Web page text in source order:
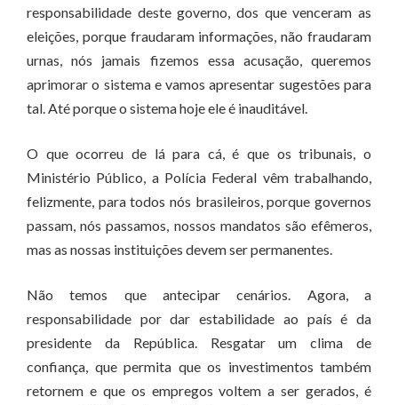
responsabilidade deste governo, dos que venceram as
eleições, porque fraudaram informações, não fraudaram
urnas, nós jamais fizemos essa acusação, queremos
aprimorar o sistema e vamos apresentar sugestões para
tal. Até porque o sistema hoje ele é inauditável.
O que ocorreu de lá para cá, é que os tribunais, o
Ministério Público, a Polícia Federal vêm trabalhando,
felizmente, para todos nós brasileiros, porque governos
passam, nós passamos, nossos mandatos são efêmeros,
mas as nossas instituições devem ser permanentes.
Não temos que antecipar cenários. Agora, a
responsabilidade por dar estabilidade ao país é da
presidente da República. Resgatar um clima de
confiança, que permita que os investimentos também
retornem e que os empregos voltem a ser gerados, é